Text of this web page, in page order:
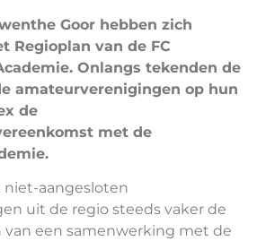
Goor hebben zich
Regioplan van de FC
Onlangs tekenden de
amateurverenigingen op hun
de
met de
niet-aangesloten
uit de regio steeds vaker de
van een samenwerking met de